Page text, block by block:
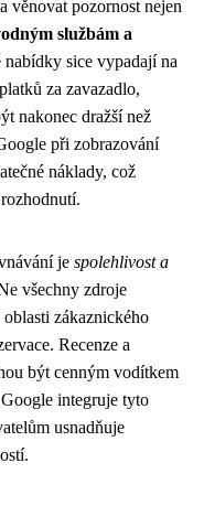
věnovat pozornost nejen
službám a
sice vypadají na
za zavazadlo,
nakonec dražší než
při zobrazování
náklady, což
je spolehlivost a
všechny zdroje
zákaznického
Recenze a
být cenným vodítkem
integruje tyto
usnadňuje